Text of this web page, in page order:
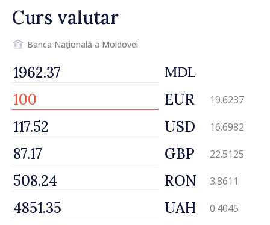
Curs valutar
Banca Națională a Moldovei
MDL
EUR 19.6237
USD 16.6982
GBP 22.5125
RON 3.8611
UAH 0.4045